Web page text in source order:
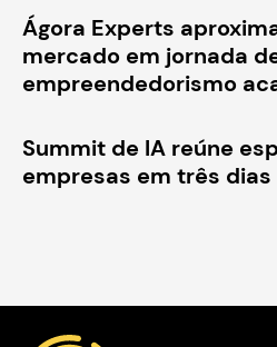
Ágora Experts
mercado em jornada
empreendedorismo
Summit de IA reúne
empresas em três